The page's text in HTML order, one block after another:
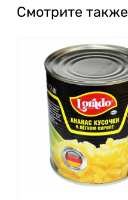
Смотрите также